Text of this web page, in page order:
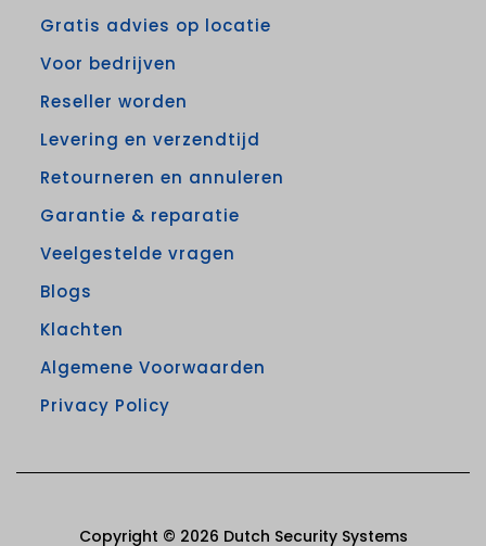
Gratis advies op locatie
Voor bedrijven
Reseller worden
Levering en verzendtijd
Retourneren en annuleren
Garantie & reparatie
Veelgestelde vragen
Blogs
Klachten
Algemene Voorwaarden
Privacy Policy
Copyright © 2026 Dutch Security Systems